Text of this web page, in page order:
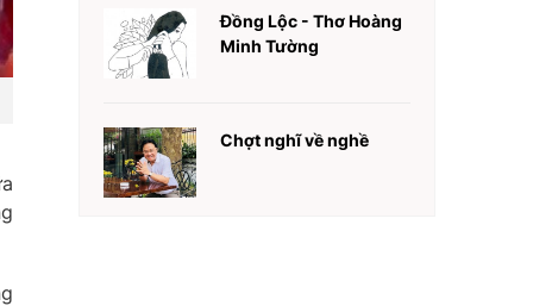
Đồng Lộc - Thơ Hoàng
Minh Tường
Chợt nghĩ về nghề